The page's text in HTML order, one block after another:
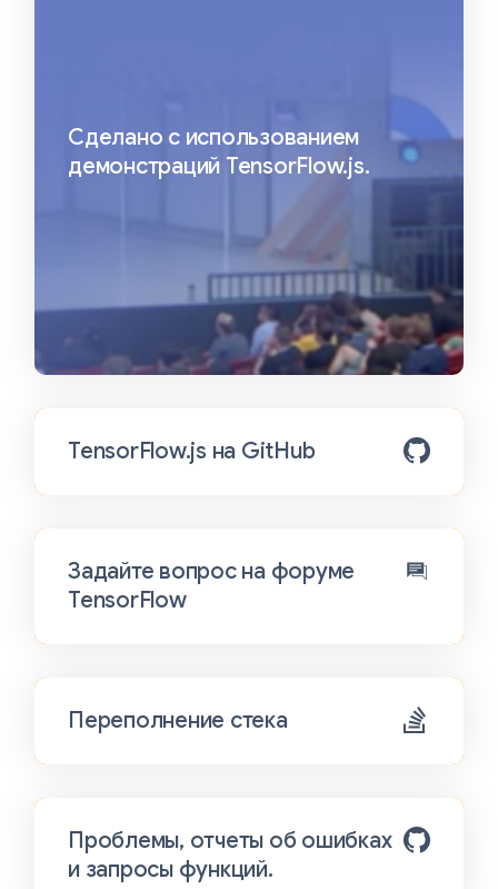
Сделано с использованием
демонстраций TensorFlow.js.
TensorFlow.js на GitHub
Задайте вопрос на форуме
TensorFlow
Переполнение стека
Проблемы, отчеты об ошибках
и запросы функций.